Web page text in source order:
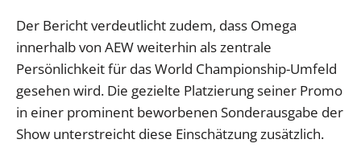
Der Bericht verdeutlicht zudem, dass Omega
innerhalb von AEW weiterhin als zentrale
Persönlichkeit für das World Championship-Umfeld
gesehen wird. Die gezielte Platzierung seiner Promo
in einer prominent beworbenen Sonderausgabe der
Show unterstreicht diese Einschätzung zusätzlich.